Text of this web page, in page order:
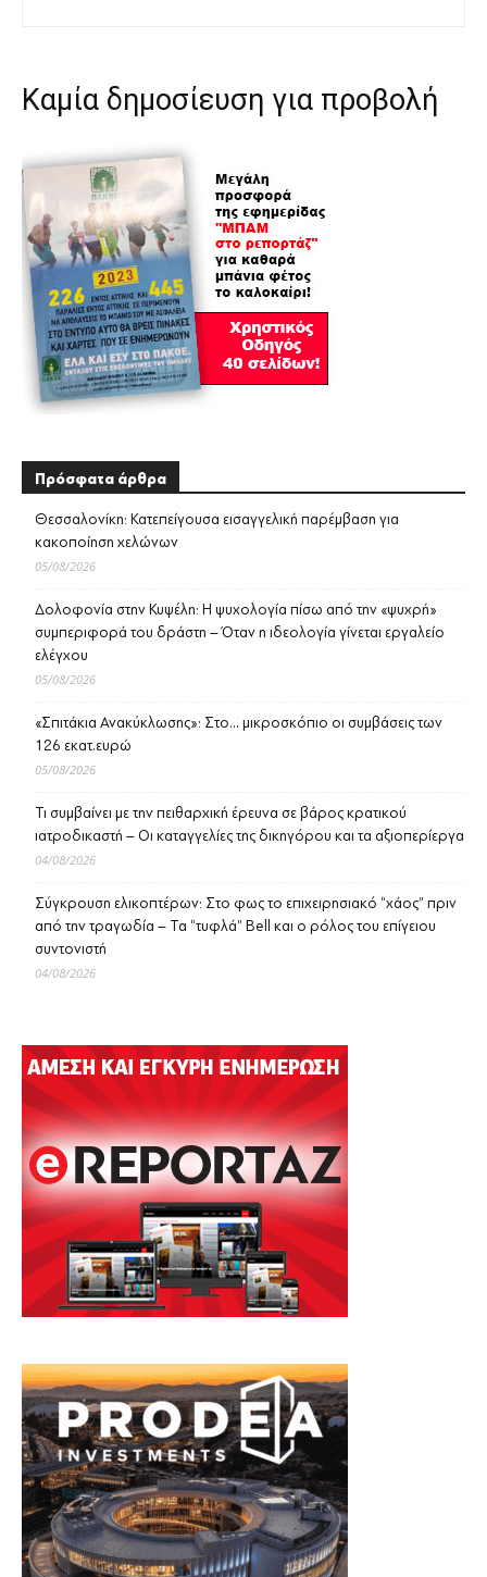
Καμία δημοσίευση για προβολή
Πρόσφατα άρθρα
Θεσσαλονίκη: Κατεπείγουσα εισαγγελική παρέμβαση για
κακοποίηση χελώνων
05/08/2026
Δολοφονία στην Κυψέλη: Η ψυχολογία πίσω από την «ψυχρή»
συμπεριφορά του δράστη – Όταν η ιδεολογία γίνεται εργαλείο
ελέγχου
05/08/2026
«Σπιτάκια Ανακύκλωσης»: Στο… μικροσκόπιο οι συμβάσεις των
126 εκατ.ευρώ
05/08/2026
Τι συμβαίνει με την πειθαρχική έρευνα σε βάρος κρατικού
ιατροδικαστή – Οι καταγγελίες της δικηγόρου και τα αξιοπερίεργα
04/08/2026
Σύγκρουση ελικοπτέρων: Στο φως το επιχειρησιακό “χάος” πριν
από την τραγωδία – Τα “τυφλά” Bell και ο ρόλος του επίγειου
συντονιστή
04/08/2026